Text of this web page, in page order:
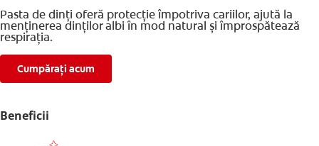
Pasta de dinți oferă protecție împotriva cariilor, ajută la
menținerea dinților albi în mod natural și împrospătează
respirația.
Cumpărați acum
Beneficii